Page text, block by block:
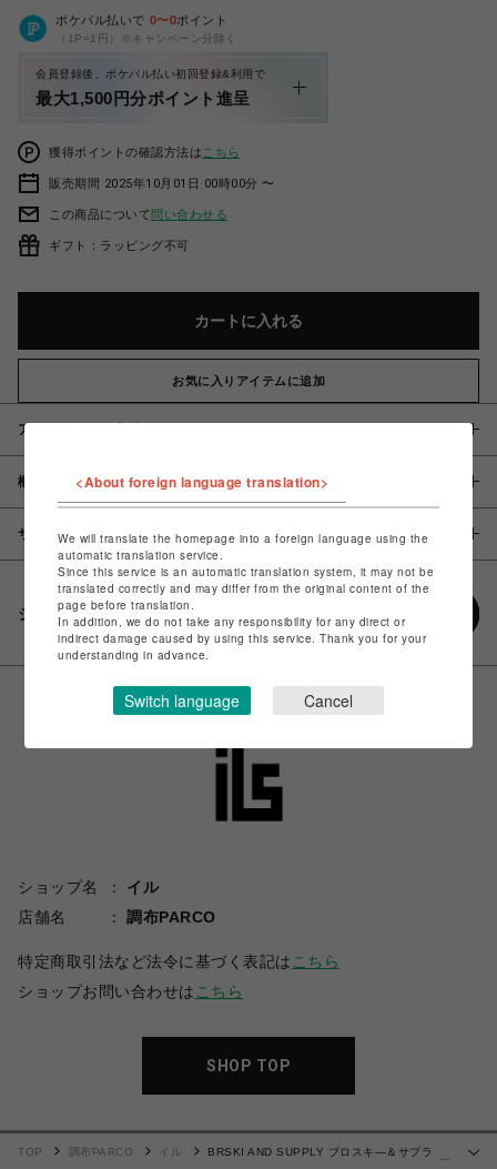
ポケパル払いで 0〜0ポイント
（1P=1円）※キャンペーン分除く
会員登録後、ポケパル払い初回登録&利用で
最大1,500円分ポイント進呈
獲得ポイントの確認方法は こちら
販売期間 2025年10月01日 00時00分 〜
この商品について問い合わせる
ギフト：ラッピング不可
カートに入れる
お気に入りアイテムに追加
アイテム説明 / 素材
概要
サイズ
シェアする
ショップ名
イル
店舗名
調布PARCO
特定商取引法など法令に基づく表記は こちら
ショップお問い合わせは こちら
SHOP TOP
…
TOP 調布PARCO イル
BRSKI AND SUPPLY ブロスキ―＆サプラ
<About foreign language translation>
We will translate the homepage into a foreign language using the
automatic translation service.
Since this service is an automatic translation system, it may not be
translated correctly and may differ from the original content of the
page before translation.
In addition, we do not take any responsibility for any direct or
indirect damage caused by using this service. Thank you for your
understanding in advance.
Switch language Cancel